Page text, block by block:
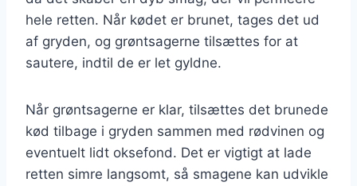
hele retten. Når kødet er brunet, tages det ud
af gryden, og grøntsagerne tilsættes for at
sautere, indtil de er let gyldne.
Når grøntsagerne er klar, tilsættes det brunede
kød tilbage i gryden sammen med rødvinen og
eventuelt lidt oksefond. Det er vigtigt at lade
retten simre langsomt, så smagene kan udvikle